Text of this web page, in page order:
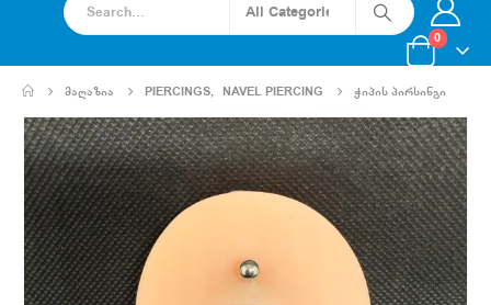
0
ᲛᲐᲦᲐᲖᲘᲐ PIERCINGS, NAVEL PIERCING ᲭᲘᲞᲘᲡ ᲞᲘᲠᲡᲘᲜᲒᲘ